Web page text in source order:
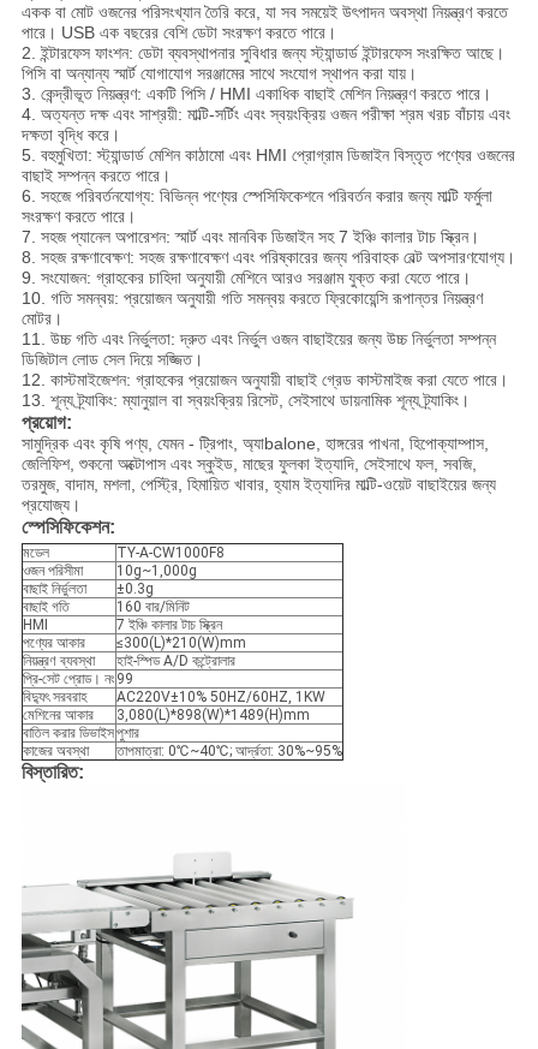
একক বা মোট ওজনের পরিসংখ্যান তৈরি করে, যা সব সময়েই উৎপাদন অবস্থা নিয়ন্ত্রণ করতে
পারে। USB এক বছরের বেশি ডেটা সংরক্ষণ করতে পারে।
2. ইন্টারফেস ফাংশন: ডেটা ব্যবস্থাপনার সুবিধার জন্য স্ট্যান্ডার্ড ইন্টারফেস সংরক্ষিত আছে।
পিসি বা অন্যান্য স্মার্ট যোগাযোগ সরঞ্জামের সাথে সংযোগ স্থাপন করা যায়।
3. কেন্দ্রীভূত নিয়ন্ত্রণ: একটি পিসি / HMI একাধিক বাছাই মেশিন নিয়ন্ত্রণ করতে পারে।
4. অত্যন্ত দক্ষ এবং সাশ্রয়ী: মাল্টি-সর্টিং এবং স্বয়ংক্রিয় ওজন পরীক্ষা শ্রম খরচ বাঁচায় এবং
দক্ষতা বৃদ্ধি করে।
5. বহুমুখিতা: স্ট্যান্ডার্ড মেশিন কাঠামো এবং HMI প্রোগ্রাম ডিজাইন বিস্তৃত পণ্যের ওজনের
বাছাই সম্পন্ন করতে পারে।
6. সহজে পরিবর্তনযোগ্য: বিভিন্ন পণ্যের স্পেসিফিকেশনে পরিবর্তন করার জন্য মাল্টি ফর্মুলা
সংরক্ষণ করতে পারে।
7. সহজ প্যানেল অপারেশন: স্মার্ট এবং মানবিক ডিজাইন সহ 7 ইঞ্চি কালার টাচ স্ক্রিন।
8. সহজ রক্ষণাবেক্ষণ: সহজ রক্ষণাবেক্ষণ এবং পরিষ্কারের জন্য পরিবাহক বেল্ট অপসারণযোগ্য।
9. সংযোজন: গ্রাহকের চাহিদা অনুযায়ী মেশিনে আরও সরঞ্জাম যুক্ত করা যেতে পারে।
10. গতি সমন্বয়: প্রয়োজন অনুযায়ী গতি সমন্বয় করতে ফ্রিকোয়েন্সি রূপান্তর নিয়ন্ত্রণ
মোটর।
11. উচ্চ গতি এবং নির্ভুলতা: দ্রুত এবং নির্ভুল ওজন বাছাইয়ের জন্য উচ্চ নির্ভুলতা সম্পন্ন
ডিজিটাল লোড সেল দিয়ে সজ্জিত।
12. কাস্টমাইজেশন: গ্রাহকের প্রয়োজন অনুযায়ী বাছাই গ্রেড কাস্টমাইজ করা যেতে পারে।
13. শূন্য ট্র্যাকিং: ম্যানুয়াল বা স্বয়ংক্রিয় রিসেট, সেইসাথে ডায়নামিক শূন্য ট্র্যাকিং।
প্রয়োগ:
সামুদ্রিক এবং কৃষি পণ্য, যেমন - ট্রিপাং, অ্যাbalone, হাঙ্গরের পাখনা, হিপোক্যাম্পাস,
জেলিফিশ, শুকনো অক্টোপাস এবং স্কুইড, মাছের ফুলকা ইত্যাদি, সেইসাথে ফল, সবজি,
তরমুজ, বাদাম, মশলা, পেস্ট্রি, হিমায়িত খাবার, হ্যাম ইত্যাদির মাল্টি-ওয়েট বাছাইয়ের জন্য
প্রযোজ্য।
স্পেসিফিকেশন:
মডেল
TY-A-CW1000F8
ওজন পরিসীমা
10g~1,000g
বাছাই নির্ভুলতা
±0.3g
বাছাই গতি
160 বার/মিনিট
HMI
7 ইঞ্চি কালার টাচ স্ক্রিন
পণ্যের আকার
≤300(L)*210(W)mm
নিয়ন্ত্রণ ব্যবস্থা
হাই-স্পিড A/D কন্ট্রোলার
প্রি-সেট প্রোড। নং 99
বিদ্যুৎ সরবরাহ
AC220V±10% 50HZ/60HZ, 1KW
মেশিনের আকার
3,080(L)*898(W)*1489(H)mm
বাতিল করার ডিভাইসপুশার
কাজের অবস্থা
তাপমাত্রা: 0℃~40℃; আর্দ্রতা: 30%~95%
বিস্তারিত: